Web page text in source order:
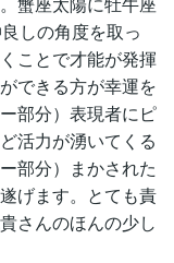
しの角度を取っ
ことで才能が発揮
できる方が幸運を
部分）表現者にピ
活力が湧いてくる
部分）まかされた
げます。とても責
さんのほんの少し